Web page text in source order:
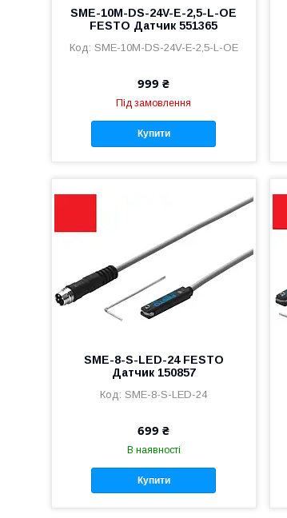
SME-10M-DS-24V-E-2,5-L-OE
FESTO Датчик 551365
SME-10M-DS-24V-E-2,5-L-OE
999 ₴
Під замовлення
Купити
SME-8-S-LED-24 FESTO
Датчик 150857
SME-8-S-LED-24
699 ₴
В наявності
Купити